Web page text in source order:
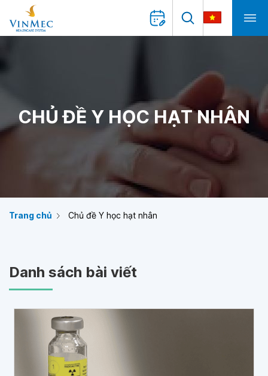
CHỦ ĐỀ Y HỌC HẠT NHÂN
Trang chủ Chủ đề Y học hạt nhân
Danh sách bài viết